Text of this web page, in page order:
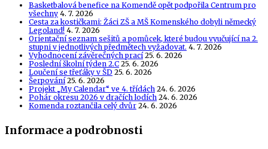
Basketbalová benefice na Komendě opět podpořila Centrum pro
všechny 4. 7. 2026
Cesta za kostičkami: Žáci ZŠ a MŠ Komenského dobyli německý
Legoland! 4. 7. 2026
Orientační seznam sešitů a pomůcek, které budou vyučující na 2.
stupni v jednotlivých předmětech vyžadovat. 4. 7. 2026
Vyhodnocení závěrečných prací 25. 6. 2026
Poslední školní týden 2.C 25. 6. 2026
Loučení se třeťáky v ŠD 25. 6. 2026
Šerpování 25. 6. 2026
Projekt „My Calendar“ ve 4. třídách 24. 6. 2026
Pohár okresu 2026 v dračích lodích 24. 6. 2026
Komenda roztančila celý dvůr 24. 6. 2026
Informace a podrobnosti